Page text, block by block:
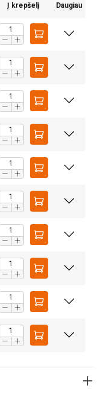
Į krepšelį Daugiau
kėlimui,
kryptimi.
818/7).
mažas savasis
stabdys, kuris
sulinks ir staiga
fiksatoriaus